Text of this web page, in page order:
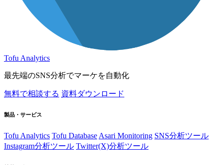
Tofu Analytics
最先端のSNS分析でマーケを自動化
無料で相談する 資料ダウンロード
製品・サービス
Tofu Analytics Tofu Database Asari Monitoring SNS分析ツール
Instagram分析ツール Twitter(X)分析ツール